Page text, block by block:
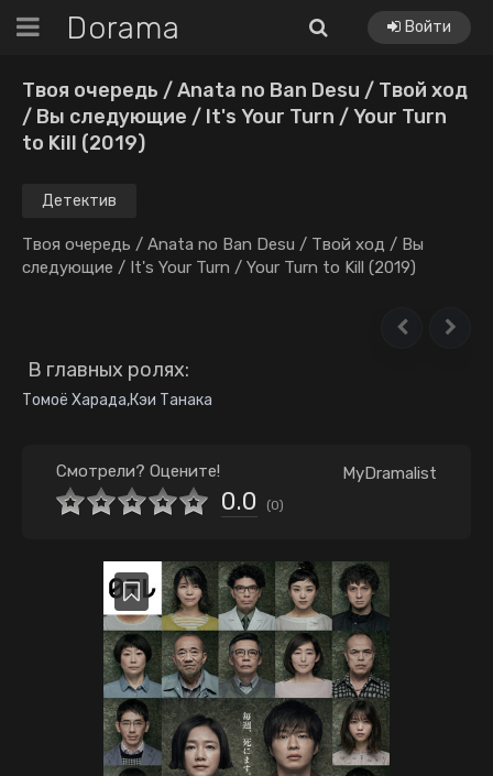
Dorama Войти
Твоя очередь / Anata no Ban Desu / Твой ход
/ Вы следующие / It's Your Turn / Your Turn
to Kill (2019)
Детектив
Твоя очередь / Anata no Ban Desu / Твой ход / Вы
следующие / It's Your Turn / Your Turn to Kill (2019)
В главных ролях:
Томоё Харада,Кэи Танака
Смотрели? Оцените!
0.0 (0)
MyDramalist